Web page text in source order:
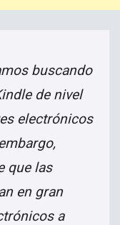
buscando
de nivel
electrónicos
que las
en gran
a